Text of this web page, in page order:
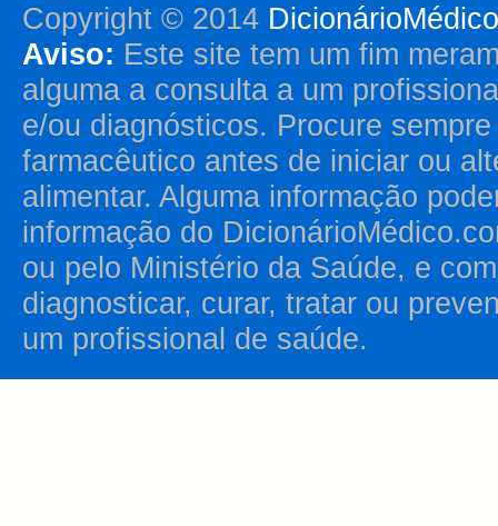
Copyright © 2014
Aviso: Este site tem um fim
alguma a consulta a um
e/ou diagnósticos. Procure
farmacêutico antes de iniciar ou
alimentar. Alguma informação
informação do
ou pelo Ministério da Saúde, e
diagnosticar, curar, tratar ou
um profissional de saúde.